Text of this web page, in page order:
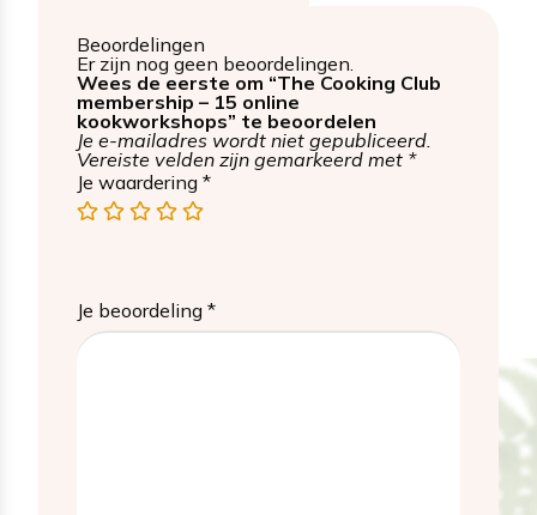
Beoordelingen
Er zijn nog geen beoordelingen.
Wees de eerste om “The Cooking Club
membership – 15 online
kookworkshops” te beoordelen
Je e-mailadres wordt niet gepubliceerd.
Vereiste velden zijn gemarkeerd met *
Je waardering *
1 2 3 4 5
Je beoordeling *